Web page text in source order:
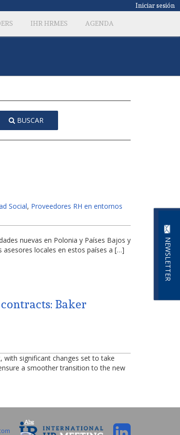
Iniciar sesión
IHR HRMES AGENDA
NEWSLETTER
BUSCAR
Social, Proveedores RH en entornos
nuevas en Polonia y Países Bajos y
asesores locales en estos países a […]
Baker
significant changes set to take
a smoother transition to the new